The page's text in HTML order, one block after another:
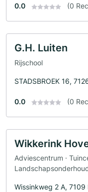
0.0 (0
G.H. Luiten
Rijschool
STADSBROEK 16,
0.0 (0
Wikkerink
Adviescentrum ·
Wissinkweg 2 A,